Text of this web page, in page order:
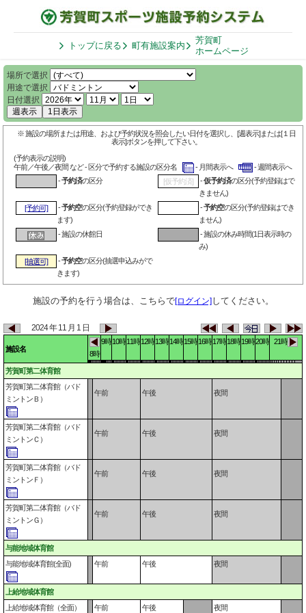
トップに戻る 町有施設案内
芳賀町
ホームページ
場所で選択
用途で選択
日付選択
週表示
1日表示
※ 施設の場所または用途、および予約状況を照会したい日付を選択し、[週表示]または[１日
表示]ボタンを押して下さい。
(予約表示の説明)
午前／午後／夜間 など - 区分で予約する施設の区分名
- 月間表示へ
- 週間表示へ
-予約済の区分 [仮予約済] -仮予約済の区分(予約登録はで
きません)
[予約可]
-予約空の区分(予約登録ができ
ます)
-予約空の区分(予約登録はでき
ません)
- 施設の休館日
- 施設の休み時間(1日表示時の
み)
[抽選可]
-予約空の区分(抽選申込みがで
きます)
施設の予約を行う場合は、こちらで[ログイン]してください。
2024 年 11 月 1 日
施設名
8時
9時10時11時12時13時14時15時16時17時18時19時20時 21時
芳賀町第二体育館
芳賀町第二体育館（バド
ミントンＢ）
午前 午後 夜間
芳賀町第二体育館（バド
ミントンＣ）
午前 午後 夜間
芳賀町第二体育館（バド
ミントンＦ）
午前 午後 夜間
芳賀町第二体育館（バド
ミントンＧ）
午前 午後 夜間
与能地域体育館
与能地域体育館(全面)
午前 午後 夜間
上給地域体育館
上給地域体育館（全面）
午前 午後 夜間